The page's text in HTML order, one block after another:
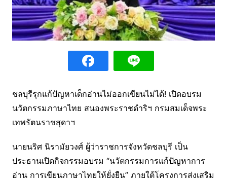
ชลบุรีรุกแก้ปัญหาเด็กอ่านไม่ออกเขียนไม่ได้! เปิดอบรม
นวัตกรรมภาษาไทย สนองพระราชดำริฯ กรมสมเด็จพระ
เทพรัตนราชสุดาฯ
นายนริศ นิรามัยวงศ์ ผู้ว่าราชการจังหวัดชลบุรี เป็น
ประธานเปิดกิจกรรมอบรม “นวัตกรรมการแก้ปัญหาการ
อ่าน การเขียนภาษาไทยให้ยั่งยืน” ภายใต้โครงการส่งเสริม